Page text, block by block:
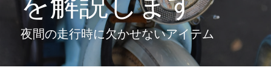
子供自転車wimo kids
外商・卸
BASE WIMO | wimo ショールーム
取扱い販売店
取扱い店募集 | 法人問い合わせ
お知らせ
ブログ
イベント
サポート
採用情報
保証に関して
企業情報
会社紹介
コミュニティ
夜間の走行時に欠かせないアイテム